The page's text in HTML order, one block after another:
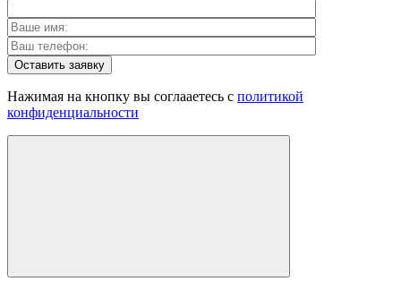
Оставить заявку
Нажимая на кнопку вы соглааетесь с политикой
конфиденциальности